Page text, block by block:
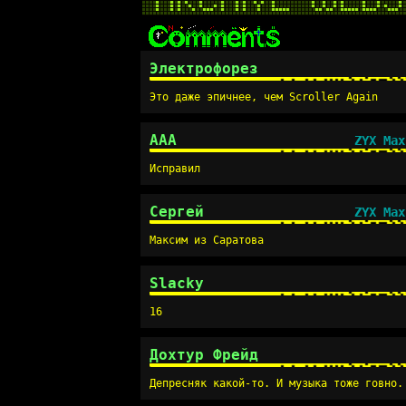
Электрофорез
Это даже эпичнее, чем Scroller Again
AAA ZYX
Исправил
Сергей ZYX
Максим из Саратова
Slacky
16
Дохтур Фрейд
Депресняк какой-то. И музыка тоже говно.